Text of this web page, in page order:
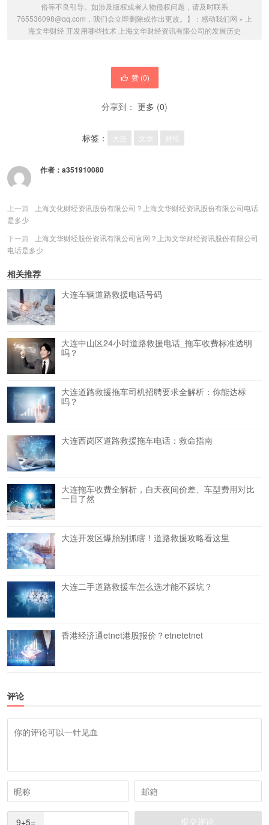
俗等不良引导。如涉及版权或者人物侵权问题，请及时联系
765536098@qq.com，我们会立即删除或作出更改。】： 感动我们网 » 上
海文华财经 开发用哪些技术 上海文华财经资讯有限公司的发展历史
赞 (0)
分享到： 更多 (0)
标签： 文华
作者： a351910080
上一篇
上海文化财经资讯股份有限公司？上海文华财经资讯股份有限公司电话
是多少
下一篇
上海文华财经股份资讯有限公司官网？上海文华财经资讯股份有限公司
电话是多少
相关推荐
大连车辆道路救援电话号码
大连中山区24小时道路救援电话_拖车收费标准透明
吗？
大连道路救援拖车司机招聘要求全解析：你能达标
吗？
大连西岗区道路救援拖车电话：救命指南
大连拖车收费全解析，白天夜间价差、车型费用对比
一目了然
大连开发区爆胎别抓瞎！道路救援攻略看这里
大连二手道路救援车怎么选才能不踩坑？
香港经济通etnet港股报价？etnetetnet
评论
9+5=